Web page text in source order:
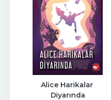
Alice Harikalar
Diyarında